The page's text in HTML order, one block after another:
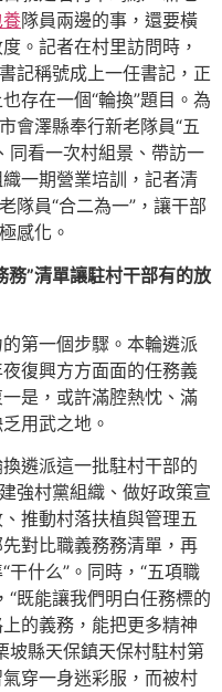
隊員兩邊的事，還要橫
。記者在村里訪問時，
記稱號成上一任書記，正
存在一個“輪換”題目。為
會澤縣奉行新老隊員“五
同看一次村組景、帶訪一
一期營業培訓，記者清
隊員“合二為一”，讓干部
感化。
務”清單讓駐村干部有的放
第一個步驟。本輪遴派
復興方方面面的任務義
是，或許滿腔熱忱、滿
用武之地。
遴派這一批駐村干部的
強村黨組織、做好政策宣
推動村落扶植與管理五
對比職義務務清單，再
什么”。同時，“五項職
“既能讓我們明白任務標的
的義務，能把更多精神
坡縣天保鎮天保村駐村第
穿一身迷彩服，而被村